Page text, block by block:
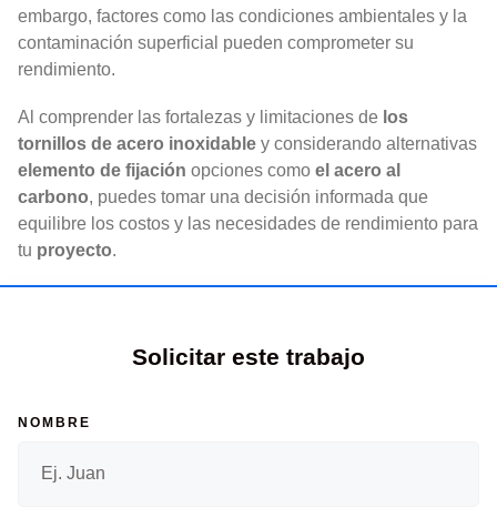
embargo, factores como las condiciones ambientales y la
contaminación superficial pueden comprometer su
rendimiento.
Al comprender las fortalezas y limitaciones de los
tornillos de acero inoxidable y considerando alternativas
elemento de fijación opciones como el acero al
carbono, puedes tomar una decisión informada que
equilibre los costos y las necesidades de rendimiento para
tu proyecto.
Solicitar este trabajo
NOMBRE